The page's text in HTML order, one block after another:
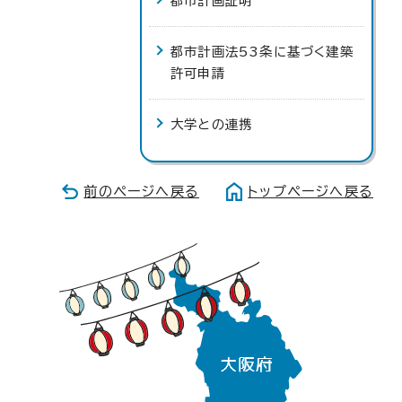
都市計画法53条に基づく建築
許可申請
大学との連携
前のページへ戻る トップページへ戻る